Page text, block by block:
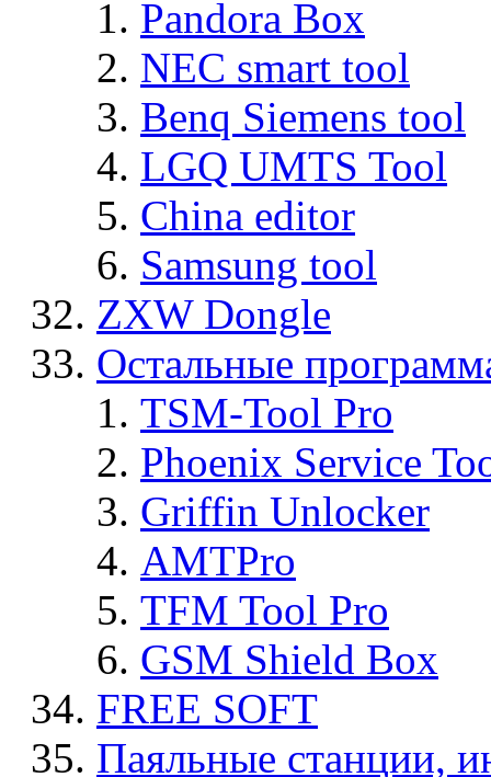
Pandora Box
NEC smart tool
Benq Siemens tool
LGQ UMTS Tool
China editor
Samsung tool
ZXW Dongle
Остальные
TSM-Tool Pro
Phoenix Service
Griffin Unlocker
AMTPro
TFM Tool Pro
GSM Shield Box
FREE SOFT
Паяльные станции,